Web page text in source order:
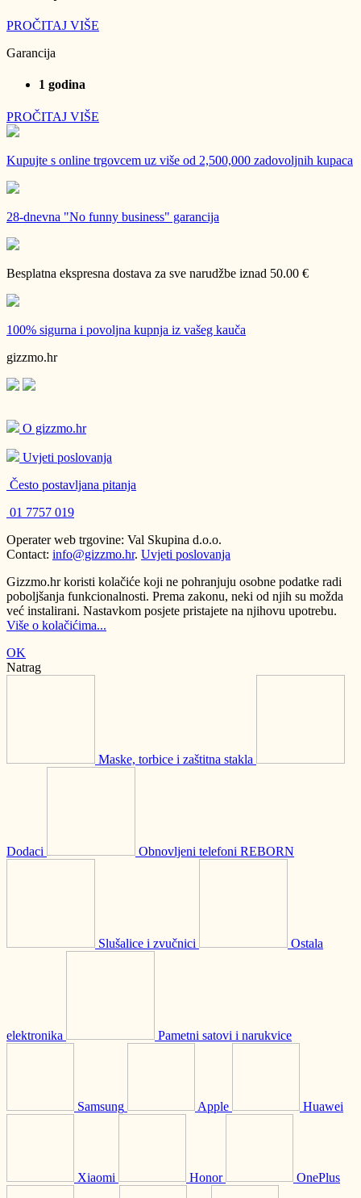
PROČITAJ VIŠE
Garancija
1 godina
PROČITAJ VIŠE
Kupujte s online trgovcem uz više od 2,500,000 zadovoljnih kupaca
28-dnevna "No funny business" garancija
Besplatna ekspresna dostava za sve narudžbe iznad 50.00 €
100% sigurna i povoljna kupnja iz vašeg kauča
gizzmo.hr
O gizzmo.hr
Uvjeti poslovanja
Često postavljana pitanja
01 7757 019
Operater web trgovine: Val Skupina d.o.o.
Contact: info@gizzmo.hr. Uvjeti poslovanja
Gizzmo.hr koristi kolačiće koji ne pohranjuju osobne podatke radi
poboljšanja funkcionalnosti. Prema zakonu, neki od njih su možda
već instalirani. Nastavkom posjete pristajete na njihovu upotrebu.
Više o kolačićima...
OK
Natrag
Maske, torbice i zaštitna stakla
Dodaci Obnovljeni telefoni REBORN
Slušalice i zvučnici Ostala
elektronika Pametni satovi i narukvice
Samsung Apple Huawei
Xiaomi Honor OnePlus